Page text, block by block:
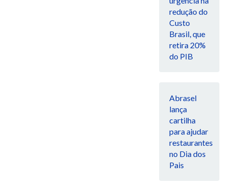
redução do
Custo
Brasil, que
retira 20%
do PIB
Abrasel
lança
cartilha
para ajudar
restaurantes
no Dia dos
Pais